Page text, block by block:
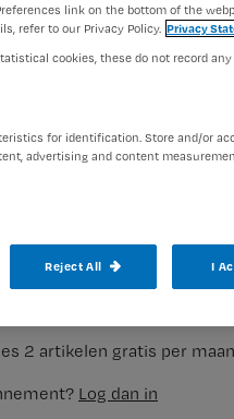
lezen?
2 artikelen gratis per
Log dan in
basis voor
van risicopatiënten
link on the bottom of the
refer to our Privacy Policy. Privacy
cookies, these do not record
for identification. Store and/or
advertising and content
Reject All I